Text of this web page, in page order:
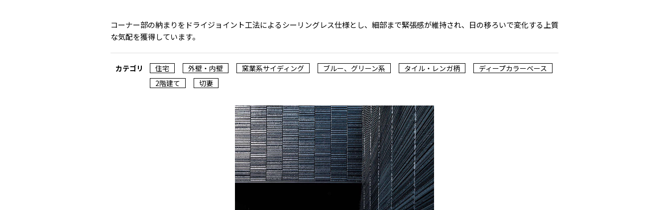
コーナー部の納まりをドライジョイント工法によるシーリングレス仕様とし、細部まで緊張感が維持され、日の移ろいで変化する上質
な気配を獲得しています。
カテゴリ 住宅 外壁・内壁 窯業系サイディング ブルー、グリーン系 タイル・レンガ柄
ディープカラーベース
2階建て
切妻